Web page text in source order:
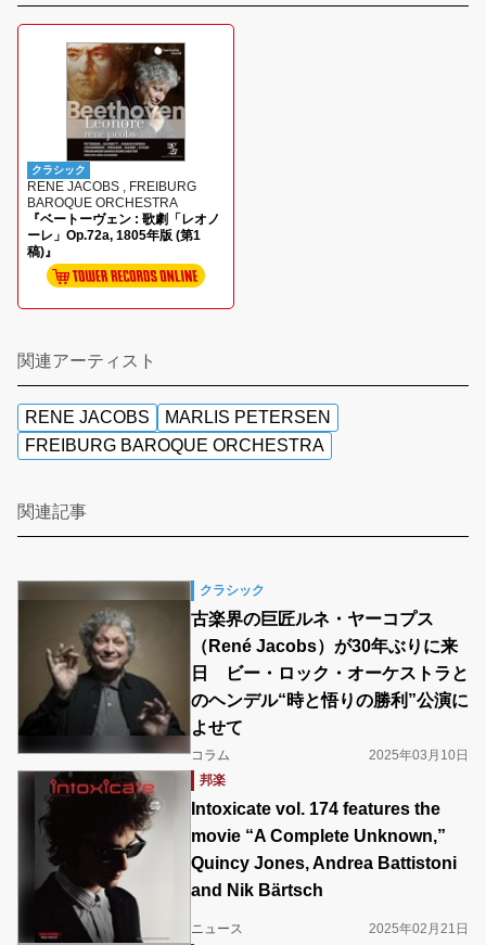
クラシック
RENE JACOBS , FREIBURG
BAROQUE ORCHESTRA
『ベートーヴェン : 歌劇「レオノ
ーレ」Op.72a, 1805年版 (第1
稿)』
関連アーティスト
RENE JACOBS
MARLIS PETERSEN
FREIBURG BAROQUE ORCHESTRA
関連記事
クラシック
古楽界の巨匠ルネ・ヤーコプス
（René Jacobs）が30年ぶりに来
日 ビー・ロック・オーケストラと
のヘンデル“時と悟りの勝利”公演に
よせて
コラム
2025年03月10日
邦楽
Intoxicate vol. 174 features the
movie “A Complete Unknown,”
Quincy Jones, Andrea Battistoni
and Nik Bärtsch
ニュース 2025年02月21日